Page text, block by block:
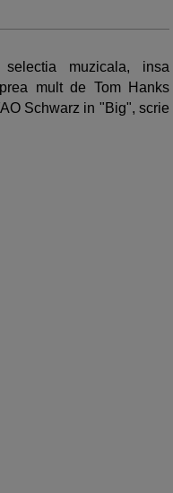
muzicala, insa
mult de Tom Hanks
Schwarz in "Big", scrie